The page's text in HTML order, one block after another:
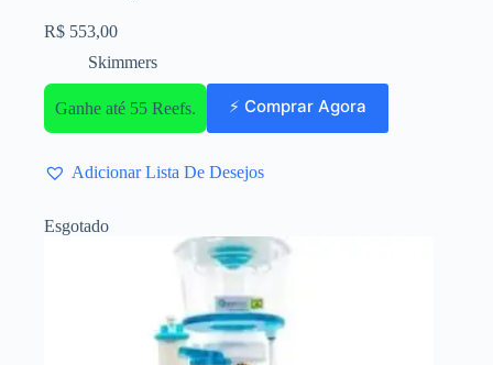
R$ 553,00
Skimmers
Ganhe até 55 Reefs. ⚡ Comprar Agora
Adicionar Lista De Desejos
Esgotado